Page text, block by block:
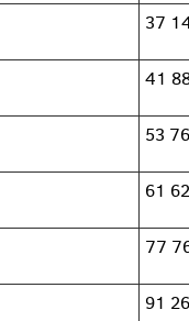
37
41
53
61
77
91